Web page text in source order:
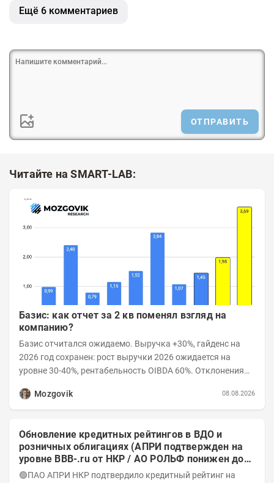
Ещё 6 комментариев
ОТПРАВИТЬ
Читайте на SMART-LAB:
Базис: как отчет за 2 кв поменял взгляд на
компанию?
Базис отчитался ожидаемо. Выручка +30%, гайденс на
2026 год сохранен: рост выручки 2026 ожидается на
уровне 30-40%, рентабельность OIBDA 60%. Отклонения
Mozgovik
08.08.2026
Обновление кредитных рейтингов в ВДО и
розничных облигациях (АПРИ подтвержден на
уровне BBB-.ru от НКР / АО РОЛЬФ понижен до
А-(RU) / Элит Строй присвоен на уровне BBB.ru)
🟢ПАО АПРИ НКР подтвердило кредитный рейтинг на